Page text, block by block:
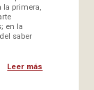
la primera,
en la
saber
Leer más